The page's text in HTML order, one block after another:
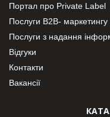
Портал про Private Label
Послуги В2В- маркетингу
Послуги з надання
Відгуки
Контакти
Вакансії